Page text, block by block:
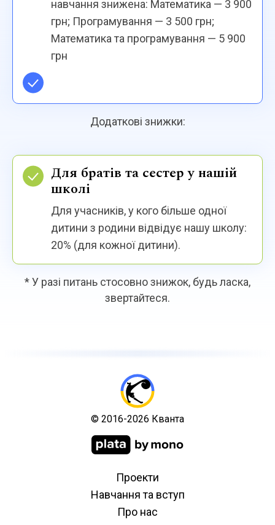
навчання знижена: Математика — 3 900
грн; Програмування — 3 500 грн;
Математика та програмування — 5 900
грн
Додаткові знижки:
Для братів та сестер у нашій
школі
Для учасників, у кого більше одної
дитини з родини відвідує нашу школу:
20% (для кожної дитини).
* У разі питань стосовно знижок, будь ласка,
звертайтеся.
© 2016-2026 Кванта
Проекти
Навчання та вступ
Про нас